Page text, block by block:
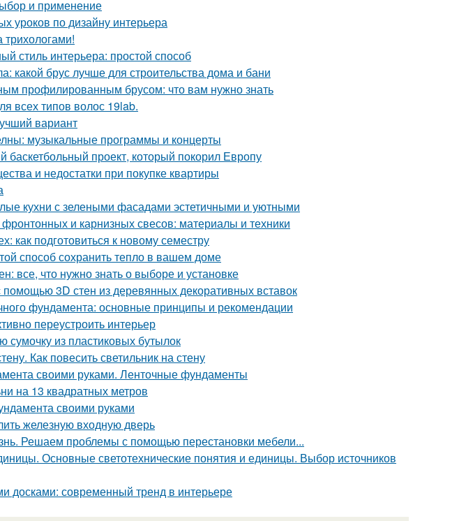
и применение
уроков по дизайну интерьера
стиль интерьера: простой способ
какой брус лучше для строительства дома и бани
профилированным брусом: что вам нужно знать
всех типов волос 19lab.
вариант
музыкальные программы и концерты
баскетбольный проект, который покорил Европу
и недостатки при покупке квартиры
кухни с зелеными фасадами эстетичными и уютными
и карнизных свесов: материалы и техники
как подготовиться к новому семестру
способ сохранить тепло в вашем доме
все, что нужно знать о выборе и установке
3D стен из деревянных декоративных вставок
фундамента: основные принципы и рекомендации
переустроить интерьер
из пластиковых бутылок
Как повесить светильник на стену
своими руками. Ленточные фундаменты
на 13 квадратных метров
своими руками
железную входную дверь
Решаем проблемы с помощью перестановки мебели...
Основные светотехнические понятия и единицы. Выбор источников
досками: современный тренд в интерьере